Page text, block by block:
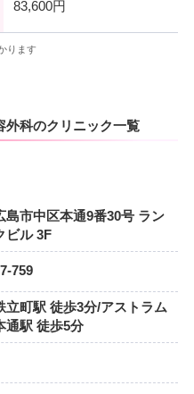
83,600円
ります
外科のクリニック一覧
島市中区本通9番30号 ラン
ビル 3F
759
立町駅 徒歩3分/アストラム
通駅 徒歩5分